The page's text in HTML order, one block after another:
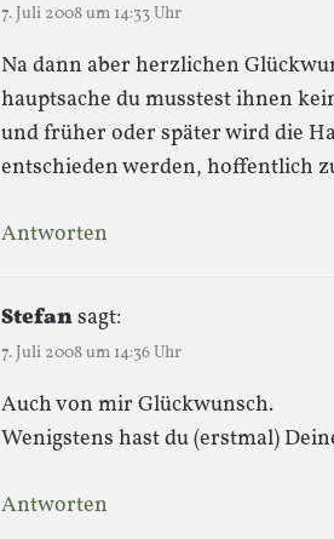
7. Juli 2008 um 14:33 Uhr
Na dann aber herzlichen
hauptsache du musstest ihnen
und früher oder später wird die
entschieden werden, hoffentlich
Antworten
Stefansagt:
7. Juli 2008 um 14:36 Uhr
Auch von mir Glückwunsch.
Wenigstens hast du (erstmal)
Antworten